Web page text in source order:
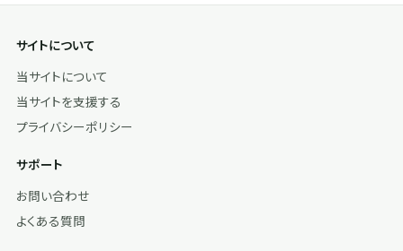
サイトについて
当サイトについて
当サイトを支援する
プライバシーポリシー
サポート
お問い合わせ
よくある質問